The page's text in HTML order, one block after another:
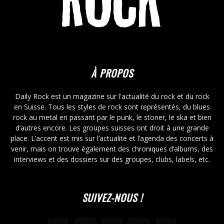
À PROPOS
Daily Rock est un magazine sur l'actualité du rock et du rock
en Suisse. Tous les styles de rock sont représentés, du blues
rock au metal en passant par le punk, le stoner, le ska et bien
d’autres encore. Les groupes suisses ont droit à une grande
place. L’accent est mis sur l’actualité et l’agenda des concerts à
venir, mais on trouve également des chroniques d’albums, des
interviews et des dossiers sur des groupes, clubs, labels, etc.
SUIVEZ-NOUS !